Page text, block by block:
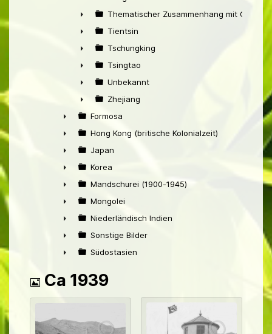
►
►
Thematischer Zusammenhang mit China
►
Tientsin
►
Tschungking
►
Tsingtao
►
Unbekannt
►
Zhejiang
►
Formosa
►
Hong Kong (britische Kolonialzeit)
►
Japan
►
Korea
►
Mandschurei (1900-1945)
►
Mongolei
►
Niederländisch Indien
►
Sonstige Bilder
Südostasien
Bild
Ca 1939